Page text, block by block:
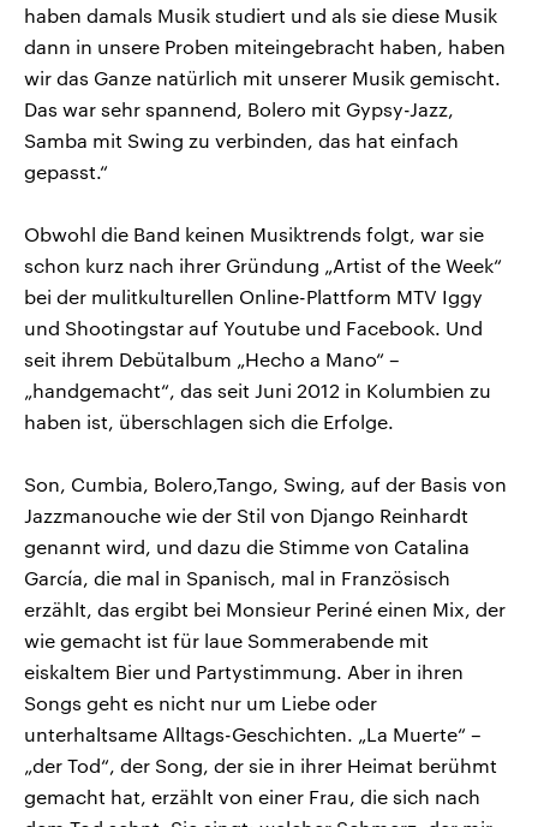
haben damals Musik studiert und als sie diese Musik
dann in unsere Proben miteingebracht haben, haben
wir das Ganze natürlich mit unserer Musik gemischt.
Das war sehr spannend, Bolero mit Gypsy-Jazz,
Samba mit Swing zu verbinden, das hat einfach
gepasst.“
Obwohl die Band keinen Musiktrends folgt, war sie
schon kurz nach ihrer Gründung „Artist of the Week“
bei der mulitkulturellen Online-Plattform MTV Iggy
und Shootingstar auf Youtube und Facebook. Und
seit ihrem Debütalbum „Hecho a Mano“ –
„handgemacht“, das seit Juni 2012 in Kolumbien zu
haben ist, überschlagen sich die Erfolge.
Son, Cumbia, Bolero,Tango, Swing, auf der Basis von
Jazzmanouche wie der Stil von Django Reinhardt
genannt wird, und dazu die Stimme von Catalina
García, die mal in Spanisch, mal in Französisch
erzählt, das ergibt bei Monsieur Periné einen Mix, der
wie gemacht ist für laue Sommerabende mit
eiskaltem Bier und Partystimmung. Aber in ihren
Songs geht es nicht nur um Liebe oder
unterhaltsame Alltags-Geschichten. „La Muerte“ –
„der Tod“, der Song, der sie in ihrer Heimat berühmt
gemacht hat, erzählt von einer Frau, die sich nach